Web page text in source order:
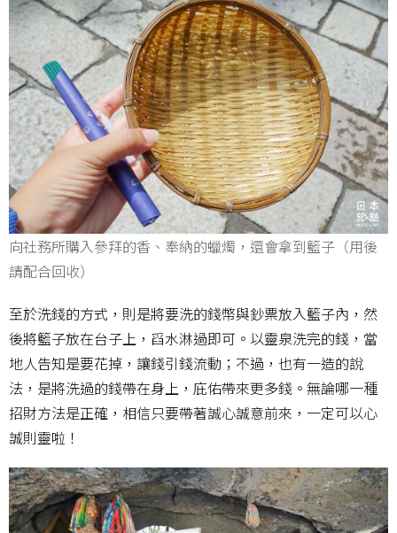
向社務所購入參拜的香、奉納的蠟燭，還會拿到籃子（用後
請配合回收）
至於洗錢的方式，則是將要洗的錢幣與鈔票放入籃子內，然
後將籃子放在台子上，舀水淋過即可。以靈泉洗完的錢，當
地人告知是要花掉，讓錢引錢流動；不過，也有一造的說
法，是將洗過的錢帶在身上，庇佑帶來更多錢。無論哪一種
招財方法是正確，相信只要帶著誠心誠意前來，一定可以心
誠則靈啦！